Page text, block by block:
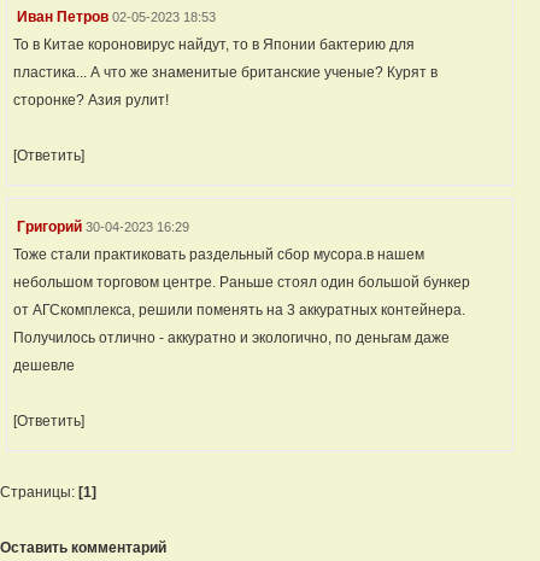
Иван Петров 02-05-2023 18:53
То в Китае короновирус найдут, то в Японии бактерию для
пластика... А что же знаменитые британские ученые? Курят в
сторонке? Азия рулит!
[Ответить]
Григорий 30-04-2023 16:29
Тоже стали практиковать раздельный сбор мусора.в нашем
небольшом торговом центре. Раньше стоял один большой бункер
от АГСкомплекса, решили поменять на 3 аккуратных контейнера.
Получилось отлично - аккуратно и экологично, по деньгам даже
дешевле
[Ответить]
Страницы: [1]
Оставить комментарий